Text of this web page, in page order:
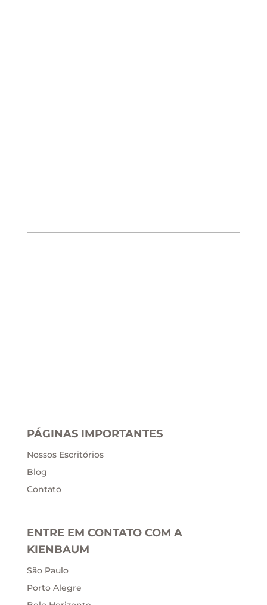
PÁGINAS IMPORTANTES
Nossos Escritórios
Blog
Contato
ENTRE EM CONTATO COM A
KIENBAUM
São Paulo
Porto Alegre